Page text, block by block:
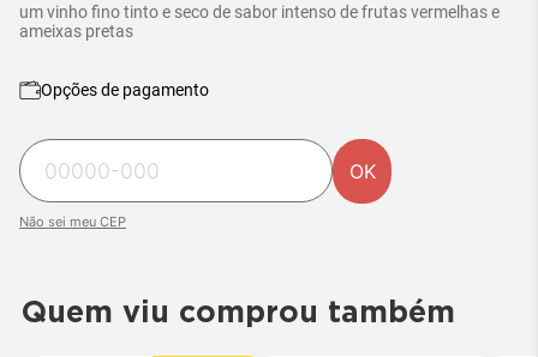
um vinho fino tinto e seco de sabor intenso de frutas vermelhas e
ameixas pretas
Opções de pagamento
OK
Não sei meu CEP
Quem viu comprou também